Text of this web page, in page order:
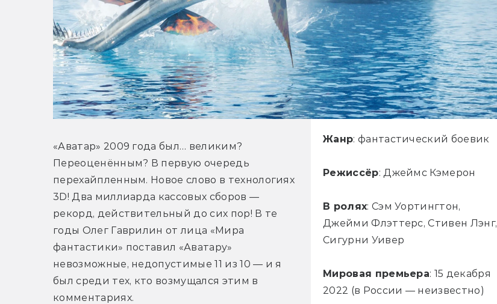
Жанр: фантастический боевик
Режиссёр: Джеймс Кэмерон
В ролях: Сэм Уортингтон,
Джейми Флэттерс, Стивен Лэнг,
Сигурни Уивер
Мировая премьера: 15 декабря
2022 (в России — неизвестно)
«Аватар» 2009 года был… великим?
Переоценённым? В первую очередь
перехайпленным. Новое слово в технологиях
3D! Два миллиарда кассовых сборов —
рекорд, действительный до сих пор! В те
годы Олег Гаврилин от лица «Мира
фантастики» поставил «Аватару»
невозможные, недопустимые 11 из 10 — и я
был среди тех, кто возмущался этим в
комментариях.